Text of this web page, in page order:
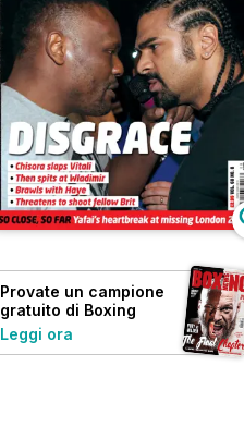
Provate un campione
gratuito di Boxing
News
Leggi ora